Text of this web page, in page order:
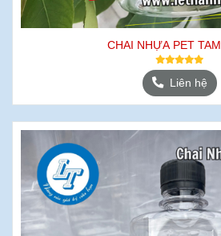
CHAI NHỰA PET
Liên hệ